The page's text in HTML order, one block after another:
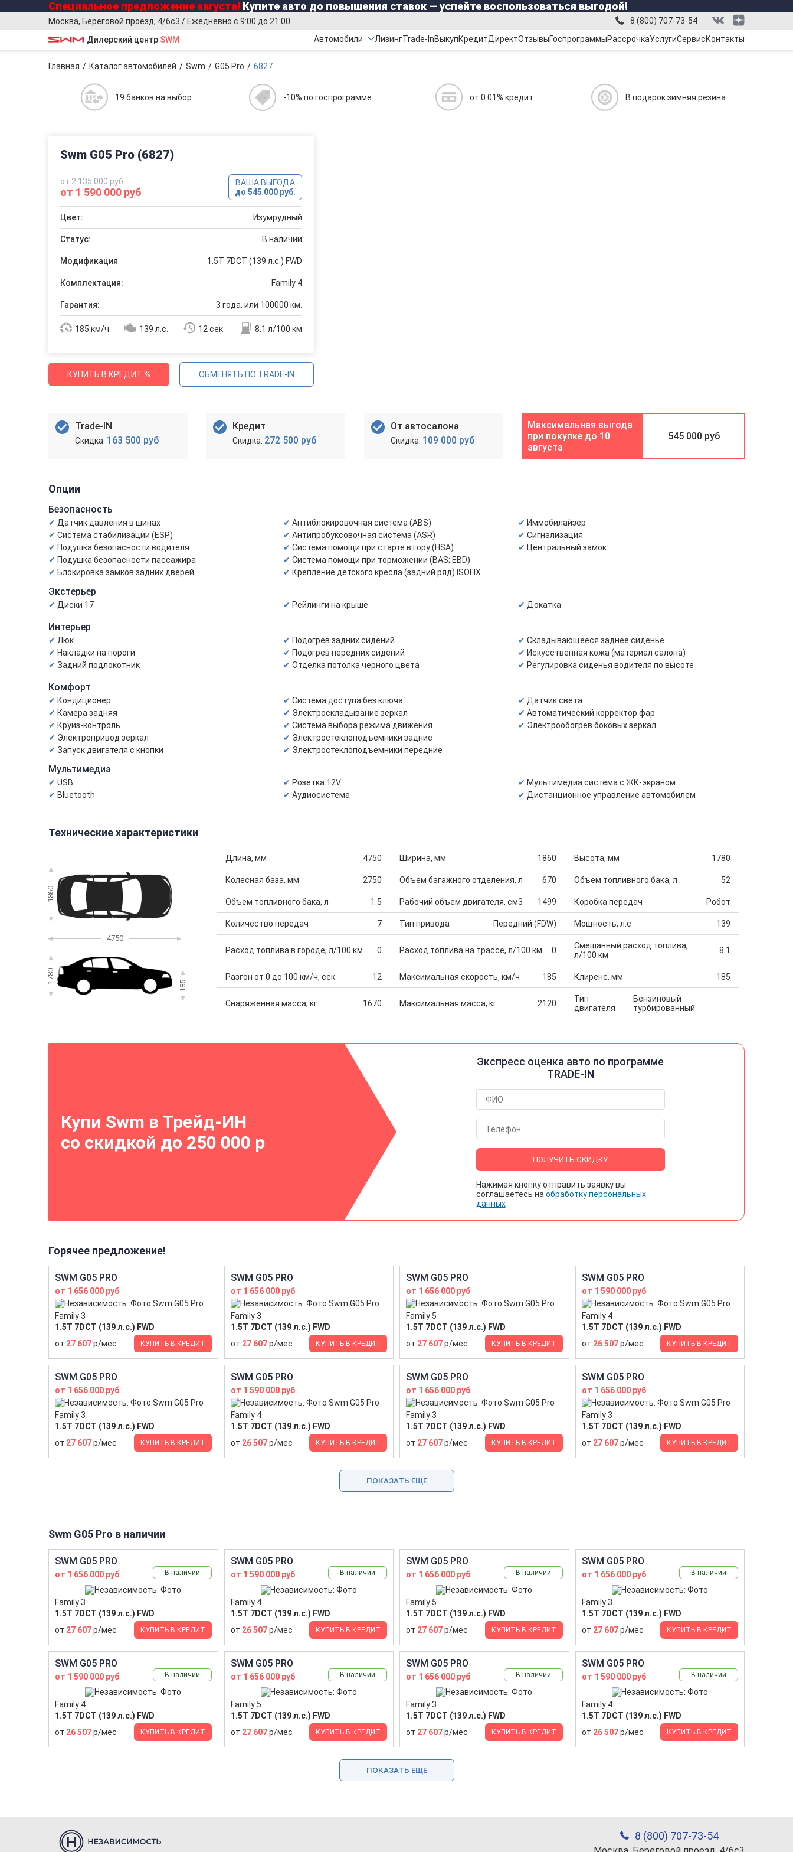
Специальное предложение августа! Купите авто до повышения ставок — успейте воспользоваться выгодой!
Москва, Береговой проезд, 4/6с3 / Ежедневно с 9:00 до 21:00 8 (800) 707-73-54
Дилерский центр SWM Автомобили ЛизингTrade-InВыкупКредитДиректОтзывыГоспрограммыРассрочкаУслугиСервисКонтакты
Главная Каталог автомобилей Swm G05 Pro 6827
19 банков на выбор -10% по госпрограмме от 0.01% кредит В подарок зимняя резина
Swm G05 Pro (6827)
от 2 135 000 руб
от 1 590 000 руб
ВАША ВЫГОДА
до 545 000 руб.
Цвет: Изумрудный
Статус: В наличии
Модификация 1.5T 7DCT (139 л.с.) FWD
Комплектация: Family 4
Гарантия: 3 года, или 100000 км.
185 км/ч 139 л.с. 12 сек. 8.1 л/100 км
КУПИТЬ В КРЕДИТ % ОБМЕНЯТЬ ПО TRADE-IN
Trade-IN
163 500 руб
Кредит
272 500 руб
От автосалона
109 000 руб
10
августа
545 000 руб
Опции
Безопасность
Датчик давления в шинах
Система стабилизации (ESP)
Подушка безопасности водителя
Подушка безопасности пассажира
Блокировка замков задних дверей
Антиблокировочная система (ABS)
Антипробуксовочная система (ASR)
Система помощи при старте в гору (HSA)
Система помощи при торможении (BAS; EBD)
Крепление детского кресла (задний ряд) ISOFIX
Иммобилайзер
Сигнализация
Центральный замок
Экстерьер
Диски 17 Рейлинги на крыше Докатка
Интерьер
Люк
Накладки на пороги
Задний подлокотник
Подогрев задних сидений
Подогрев передних сидений
Отделка потолка черного цвета
Складывающееся заднее сиденье
Искусственная кожа (материал салона)
Регулировка сиденья водителя по высоте
Комфорт
Кондиционер
Камера задняя
Круиз-контроль
Электропривод зеркал
Запуск двигателя с кнопки
Система доступа без ключа
Электроскладывание зеркал
Система выбора режима движения
Электростеклоподъемники задние
Электростеклоподъемники передние
Датчик света
Автоматический корректор фар
Электрообогрев боковых зеркал
Мультимедиа
USB
Bluetooth
Розетка 12V
Аудиосистема
Мультимедиа система с ЖК-экраном
Дистанционное управление автомобилем
Технические характеристики
1860
4750
1780
185
Длина, мм 4750 Ширина, мм 1860 Высота, мм 1780
Колесная база, мм 2750 Объем багажного отделения, л 670 Объем топливного бака, л 52
Объем топливного бака, л 1.5 Рабочий объем двигателя, см3 1499 Коробка передач Робот
Количество передач 7 Тип привода Передний (FDW) Мощность, л.с 139
Расход топлива в городе, л/100 км 0 Расход топлива на трассе, л/100 км 0
Смешанный расход топлива,
л/100 км
8.1
Разгон от 0 до 100 км/ч, сек. 12 Максимальная скорость, км/ч 185 Клиренс, мм 185
Снаряженная масса, кг 1670 Максимальная масса, кг 2120
Тип
двигателя
Бензиновый
турбированный
Купи Swm в Трейд-ИН
со скидкой до 250 000 р
Экспресс оценка авто по программе
TRADE-IN
ПОЛУЧИТЬ СКИДКУ
Нажимая кнопку отправить заявку вы
соглашаетесь на обработку персональных
данных
Горячее предложение!
SWM G05 PRO
от 1 656 000 руб
Family 3
1.5T 7DCT (139 л.с.) FWD
от 27 607р/мес КУПИТЬ В КРЕДИТ
SWM G05 PRO
от 1 656 000 руб
Family 3
1.5T 7DCT (139 л.с.) FWD
от 27 607р/мес КУПИТЬ В КРЕДИТ
SWM G05 PRO
от 1 656 000 руб
Family 5
1.5T 7DCT (139 л.с.) FWD
от 27 607р/мес КУПИТЬ В КРЕДИТ
SWM G05 PRO
от 1 590 000 руб
Family 4
1.5T 7DCT (139 л.с.) FWD
от 26 507р/мес КУПИТЬ В КРЕДИТ
SWM G05 PRO
от 1 656 000 руб
Family 3
1.5T 7DCT (139 л.с.) FWD
от 27 607р/мес КУПИТЬ В КРЕДИТ
SWM G05 PRO
от 1 590 000 руб
Family 4
1.5T 7DCT (139 л.с.) FWD
от 26 507р/мес КУПИТЬ В КРЕДИТ
SWM G05 PRO
от 1 656 000 руб
Family 3
1.5T 7DCT (139 л.с.) FWD
от 27 607р/мес КУПИТЬ В КРЕДИТ
SWM G05 PRO
от 1 656 000 руб
Family 3
1.5T 7DCT (139 л.с.) FWD
от 27 607р/мес КУПИТЬ В КРЕДИТ
ПОКАЗАТЬ ЕЩЕ
Swm G05 Pro в наличии
SWM G05 PRO
от 1 656 000 руб В наличии
Family 3
1.5T 7DCT (139 л.с.) FWD
от 27 607р/мес КУПИТЬ В КРЕДИТ
SWM G05 PRO
от 1 590 000 руб В наличии
Family 4
1.5T 7DCT (139 л.с.) FWD
от 26 507р/мес КУПИТЬ В КРЕДИТ
SWM G05 PRO
от 1 656 000 руб В наличии
Family 5
1.5T 7DCT (139 л.с.) FWD
от 27 607р/мес КУПИТЬ В КРЕДИТ
SWM G05 PRO
от 1 656 000 руб В наличии
Family 3
1.5T 7DCT (139 л.с.) FWD
от 27 607р/мес КУПИТЬ В КРЕДИТ
SWM G05 PRO
от 1 590 000 руб В наличии
Family 4
1.5T 7DCT (139 л.с.) FWD
от 26 507р/мес КУПИТЬ В КРЕДИТ
SWM G05 PRO
от 1 656 000 руб В наличии
Family 5
1.5T 7DCT (139 л.с.) FWD
от 27 607р/мес КУПИТЬ В КРЕДИТ
SWM G05 PRO
от 1 656 000 руб В наличии
Family 3
1.5T 7DCT (139 л.с.) FWD
от 27 607р/мес КУПИТЬ В КРЕДИТ
SWM G05 PRO
от 1 590 000 руб В наличии
Family 4
1.5T 7DCT (139 л.с.) FWD
от 26 507р/мес КУПИТЬ В КРЕДИТ
ПОКАЗАТЬ ЕЩЕ
8 (800) 707-73-54